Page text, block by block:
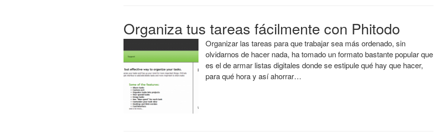
Organiza tus tareas fácilmente con Phitodo
Organizar las tareas para que trabajar sea más ordenado, sin
olvidarnos de hacer nada, ha tomado un formato bastante popular que
es el de armar listas digitales donde se estipule qué hay que hacer,
para qué hora y así ahorrar…